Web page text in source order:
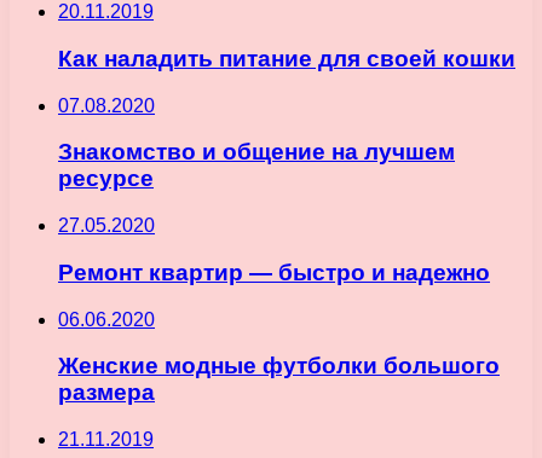
20.11.2019
Как наладить питание для своей кошки
07.08.2020
Знакомство и общение на лучшем
ресурсе
27.05.2020
Ремонт квартир — быстро и надежно
06.06.2020
Женские модные футболки большого
размера
21.11.2019